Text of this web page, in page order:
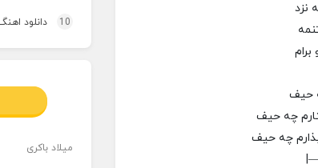
نزد
حیف
چه حیف
چه حیف
10 دانلود
میلاد باکری